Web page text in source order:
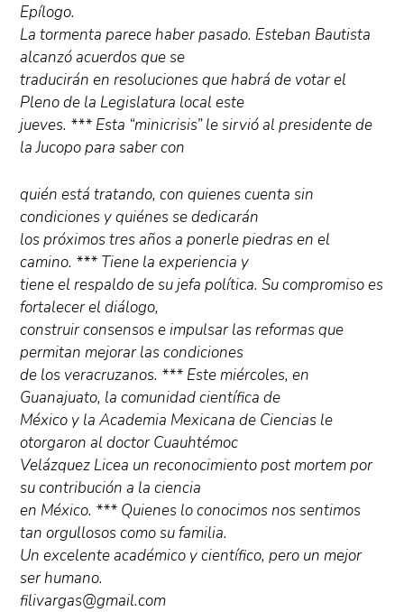
Epílogo.
La tormenta parece haber pasado. Esteban Bautista
alcanzó acuerdos que se
traducirán en resoluciones que habrá de votar el
Pleno de la Legislatura local este
jueves. *** Esta “minicrisis” le sirvió al presidente de
la Jucopo para saber con
quién está tratando, con quienes cuenta sin
condiciones y quiénes se dedicarán
los próximos tres años a ponerle piedras en el
camino. *** Tiene la experiencia y
tiene el respaldo de su jefa política. Su compromiso es
fortalecer el diálogo,
construir consensos e impulsar las reformas que
permitan mejorar las condiciones
de los veracruzanos. *** Este miércoles, en
Guanajuato, la comunidad científica de
México y la Academia Mexicana de Ciencias le
otorgaron al doctor Cuauhtémoc
Velázquez Licea un reconocimiento post mortem por
su contribución a la ciencia
en México. *** Quienes lo conocimos nos sentimos
tan orgullosos como su familia.
Un excelente académico y científico, pero un mejor
ser humano.
filivargas@gmail.com